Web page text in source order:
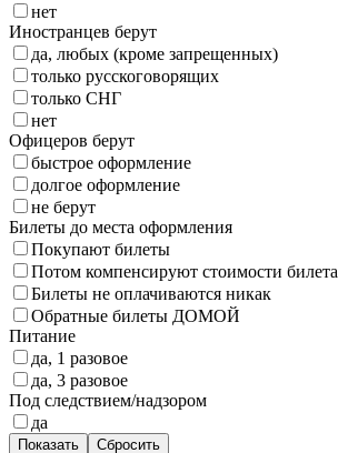
нет
Иностранцев берут
да, любых (кроме запрещенных)
только русскоговорящих
только СНГ
нет
Офицеров берут
быстрое оформление
долгое оформление
не берут
Билеты до места оформления
Покупают билеты
Потом компенсируют стоимости билета
Билеты не оплачиваются никак
Обратные билеты ДОМОЙ
Питание
да, 1 разовое
да, 3 разовое
Под следствием/надзором
да